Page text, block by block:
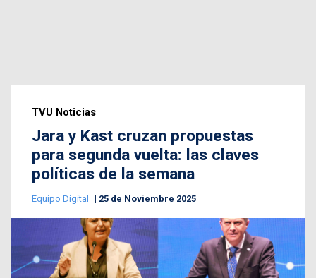
TVU Noticias
Jara y Kast cruzan propuestas
para segunda vuelta: las claves
políticas de la semana
Equipo Digital 25 de Noviembre 2025